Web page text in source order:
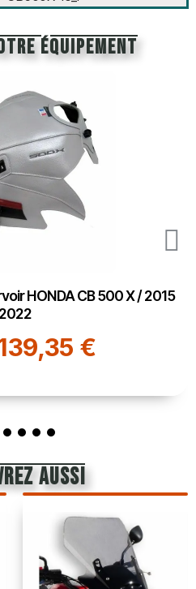
équipement
HONDA CB 500 X / 2015
2022
€
aussi